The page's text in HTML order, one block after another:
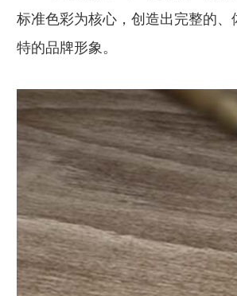
标准色彩为核心，创造出完整的
特的品牌形象。